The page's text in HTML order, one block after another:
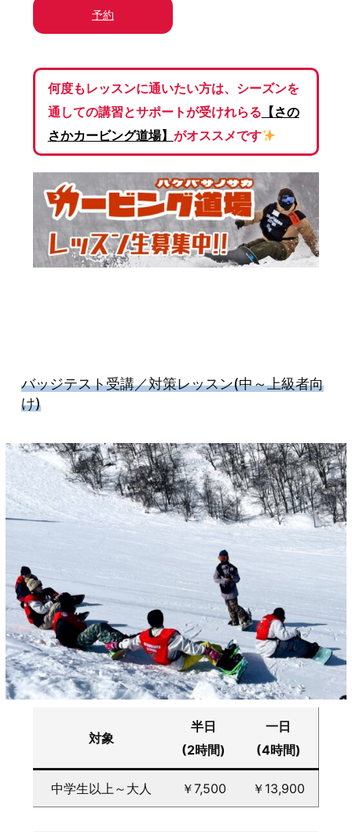
予約
何度もレッスンに通いたい方は、シーズンを
通しての講習とサポートが受けれらる 【さの
さかカービング道場】 がオススメです
バッジテスト受講／対策レッスン(中～上級者向
け)
対象
半日
(2時間)
一日
(4時間)
中学生以上～大人 ￥7,500 ￥13,900